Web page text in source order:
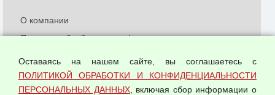
О компании
Политика обработки и конфиденциальности
Согласием на обработку персональных данных
Оферта оптовой купли-продажи
Оставаясь на нашем сайте, вы соглашаетесь с
ПОЛИТИКОЙ ОБРАБОТКИ И КОНФИДЕНЦИАЛЬНОСТИ
ПЕРСОНАЛЬНЫХ ДАННЫХ, включая сбор информации о